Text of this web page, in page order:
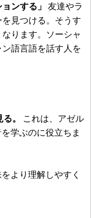
ンする」
友達やラ
見つける。そうす
ります。ソーシャ
語言語を話す人を
。
これは、アゼル
学ぶのに役立ちま
より理解しやすく